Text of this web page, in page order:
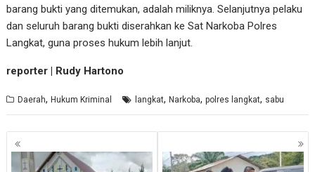
barang bukti yang ditemukan, adalah miliknya. Selanjutnya pelaku
dan seluruh barang bukti diserahkan ke Sat Narkoba Polres
Langkat, guna proses hukum lebih lanjut.
reporter | Rudy Hartono
Daerah,Hukum Kriminal langkat,Narkoba,polres langkat, sabu
Navigasi
pos